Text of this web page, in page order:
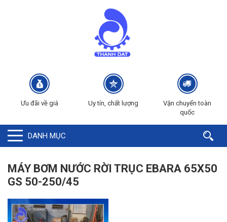
Ưu đãi về giá Uy tín, chất lượng
Vận chuyển toàn
quốc
DANH MỤC
MÁY BƠM NƯỚC RỜI TRỤC EBARA 65X50
GS 50-250/45